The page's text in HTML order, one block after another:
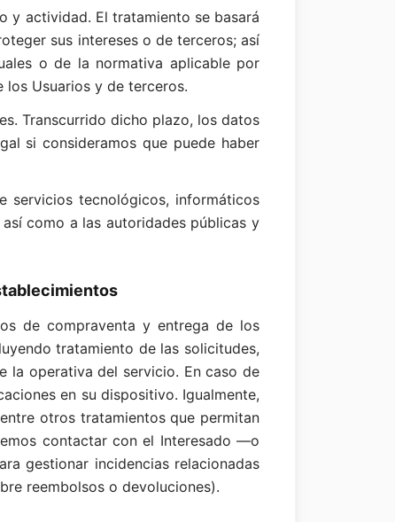
y actividad. El tratamiento se basará
sus intereses o de terceros; así
o de la normativa aplicable por
Usuarios y de terceros.
Transcurrido dicho plazo, los datos
si consideramos que puede haber
servicios tecnológicos, informáticos
como a las autoridades públicas y
de compraventa y entrega de los
tratamiento de las solicitudes,
la operativa del servicio. En caso de
en su dispositivo. Igualmente,
otros tratamientos que permitan
contactar con el Interesado —o
gestionar incidencias relacionadas
reembolsos o devoluciones).